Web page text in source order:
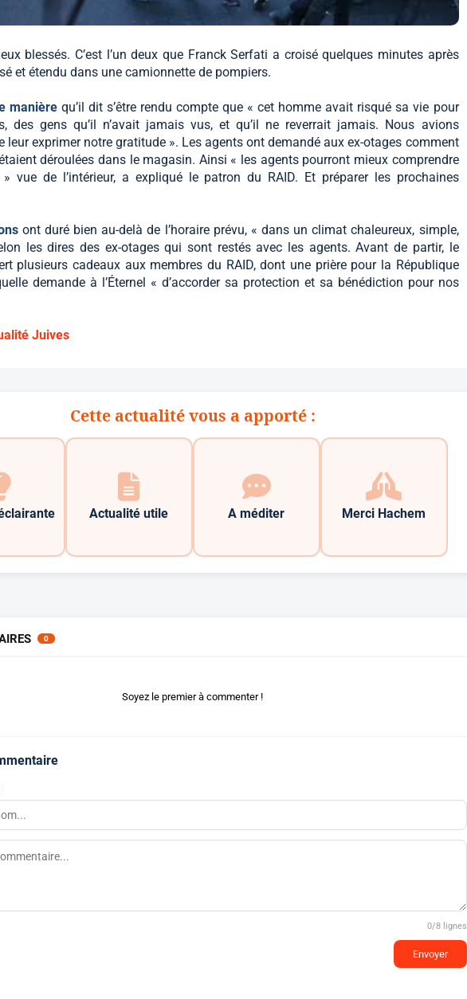
blessés. C’est l’un deux que Franck Serfati a croisé quelques minutes après
et étendu dans une camionnette de pompiers.
manière qu’il dit s’être rendu compte que « cet homme avait risqué sa vie pour
des gens qu’il n’avait jamais vus, et qu’il ne reverrait jamais. Nous avions
leur exprimer notre gratitude ». Les agents ont demandé aux ex-otages comment
déroulées dans le magasin. Ainsi « les agents pourront mieux comprendre
» vue de l’intérieur, a expliqué le patron du RAID. Et préparer les prochaines
ont duré bien au-delà de l’horaire prévu, « dans un climat chaleureux, simple,
les dires des ex-otages qui sont restés avec les agents. Avant de partir, le
plusieurs cadeaux aux membres du RAID, dont une prière pour la République
demande à l’Éternel « d’accorder sa protection et sa bénédiction pour nos
Juives
Cette actualité vous a apporté :
Actualité utile A méditer Merci Hachem
0
Soyez le premier à commenter !
0/8 lignes
Envoyer